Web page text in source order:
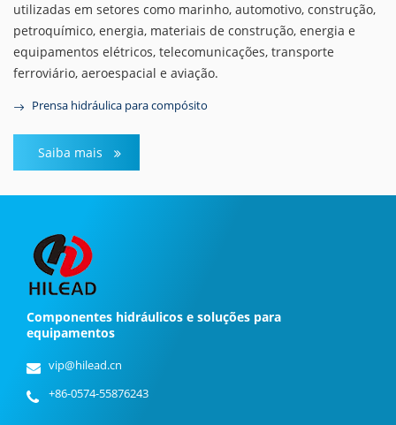
utilizadas em setores como marinho, automotivo, construção,
petroquímico, energia, materiais de construção, energia e
equipamentos elétricos, telecomunicações, transporte
ferroviário, aeroespacial e aviação.
Prensa hidráulica para compósito
Saiba mais
Componentes hidráulicos e soluções para
equipamentos
vip@hilead.cn
+86-0574-55876243